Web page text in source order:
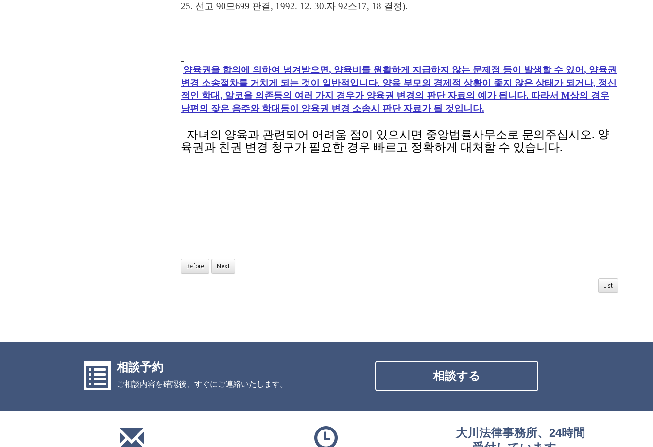
25. 선고 90므699 판결, 1992. 12. 30.자 92스17, 18 결정).
양육권을 합의에 의하여 넘겨받으면, 양육비를 원활하게 지급하지 않는 문제점 등이 발생할 수 있어, 양육권
변경 소송절차를 거치게 되는 것이 일반적입니다. 양육 부모의 경제적 상황이 좋지 않은 상태가 되거나, 정신
적인 학대, 알코올 의존등의 여러 가지 경우가 양육권 변경의 판단 자료의 예가 됩니다. 따라서 M상의 경우
남편의 잦은 음주와 학대등이 양육권 변경 소송시 판단 자료가 될 것입니다.
자녀의 양육과 관련되어 어려움 점이 있으시면 중앙법률사무소로 문의주십시오. 양
육권과 친권 변경 청구가 필요한 경우 빠르고 정확하게 대처할 수 있습니다.
Before Next
List
相談予約
ご相談内容を確認後、すぐにご連絡いたします。
相談する
大川法律事務所、24時間